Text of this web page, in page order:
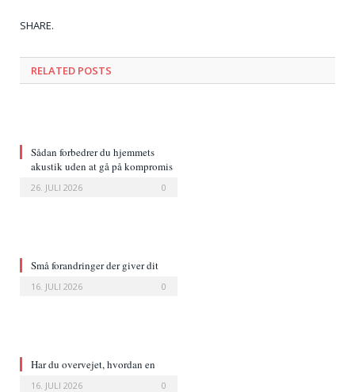
SHARE.
RELATED POSTS
Sådan forbedrer du hjemmets
akustik uden at gå på kompromis
26. JULI 2026 0
Små forandringer der giver dit
16. JULI 2026 0
Har du overvejet, hvordan en
16. JULI 2026 0